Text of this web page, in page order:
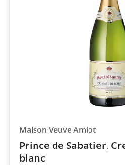
Maison Veuve Amiot
Prince de Sabatier,
blanc